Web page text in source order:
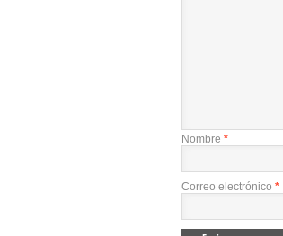
Nombre*
Correo electrónico*